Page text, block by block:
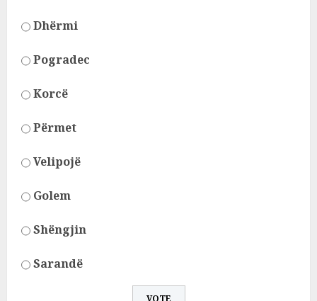
Dhërmi
Pogradec
Korcë
Përmet
Velipojë
Golem
Shëngjin
Sarandë